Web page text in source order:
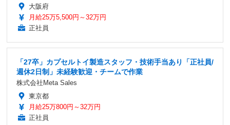
大阪府
月給25万5,500円～32万円
正社員
「27卒」カプセルトイ製造スタッフ・技術手当あり「正社員/
週休2日制」未経験歓迎・チームで作業
株式会社Meta Sales
東京都
月給25万800円～32万円
正社員